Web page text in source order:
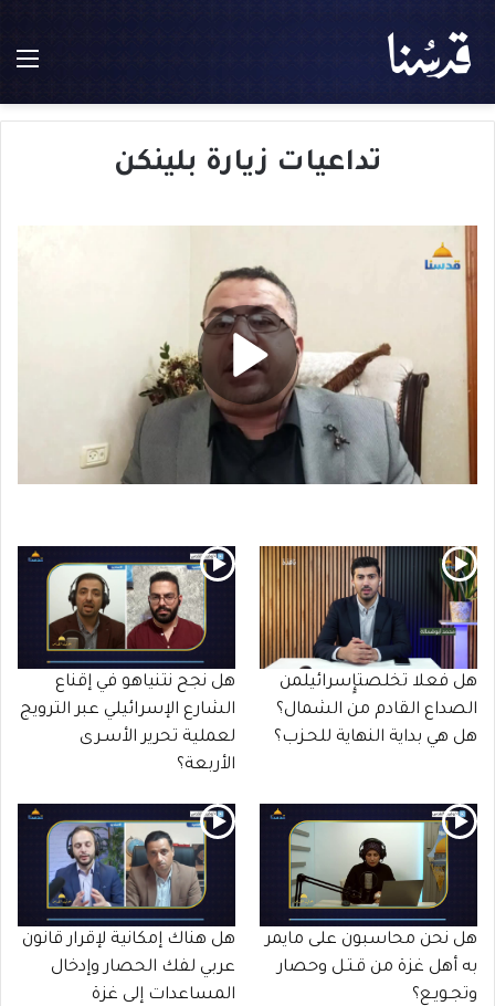
تداعيات زيارة بلينكن
هل فعلا تخلصتإٍسرائيلمن
الصداع القادم من الشمال؟
هل هي بداية النهاية للحـزب؟
هل نجح نتنياهو في إقناع
الشارع الإسرائيلي عبر الترويج
لعملية تحرير الأسـرى
الأربعة؟
هل نحن محاسبون على مايمر
به أهل غزة من قـتـل وحصار
وتجـويـع؟
هل هناك إمكانية لإقرار قانون
عربي لفك الحصار وإدخال
المساعدات إلى غزة